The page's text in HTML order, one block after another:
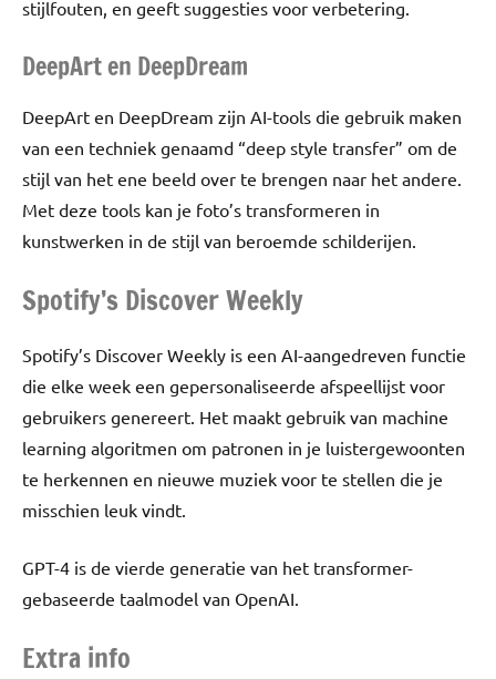
stijlfouten, en geeft suggesties voor verbetering.
DeepArt en DeepDream
DeepArt en DeepDream zijn AI-tools die gebruik maken
van een techniek genaamd “deep style transfer” om de
stijl van het ene beeld over te brengen naar het andere.
Met deze tools kan je foto’s transformeren in
kunstwerken in de stijl van beroemde schilderijen.
Spotify’s Discover Weekly
Spotify’s Discover Weekly is een AI-aangedreven functie
die elke week een gepersonaliseerde afspeellijst voor
gebruikers genereert. Het maakt gebruik van machine
learning algoritmen om patronen in je luistergewoonten
te herkennen en nieuwe muziek voor te stellen die je
misschien leuk vindt.
GPT-4 is de vierde generatie van het transformer-
gebaseerde taalmodel van OpenAI.
Extra info